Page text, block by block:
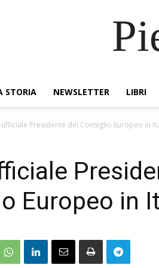
STORIA NEWSLETTER LIBRI
ufficiale Presidente del Consiglio Europeo in
Europeo in